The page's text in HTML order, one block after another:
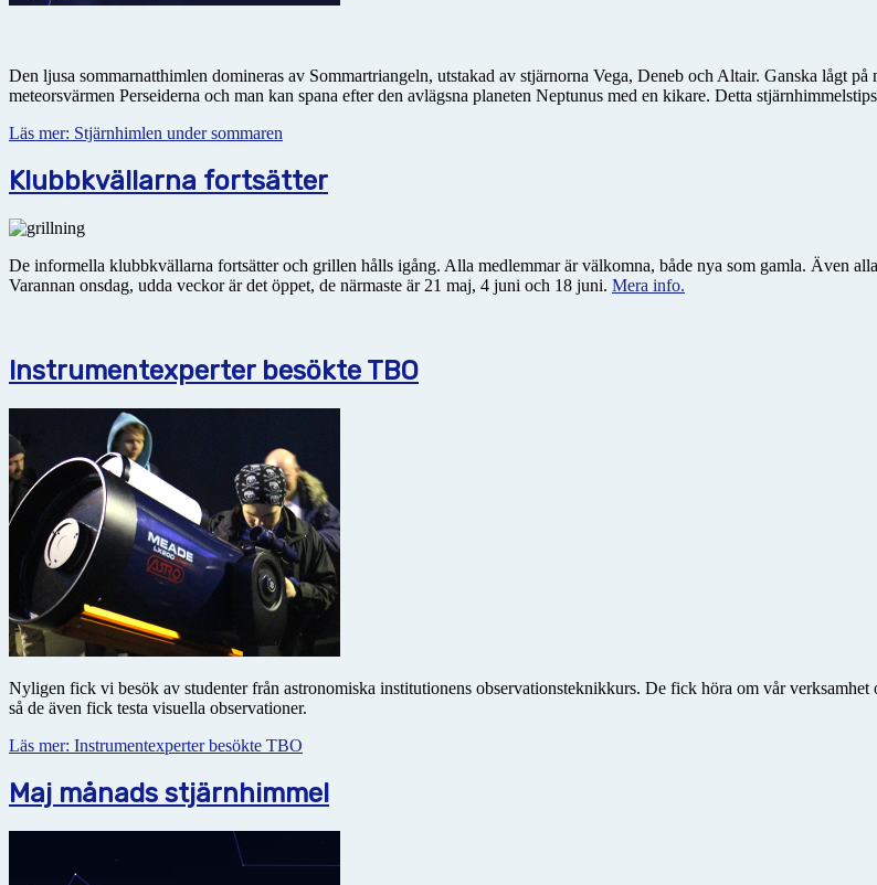
Den ljusa sommarnatthimlen domineras av Sommartriangeln, utstakad av stjärnorna Vega, Deneb och Altair. Ganska lågt
meteorsvärmen Perseiderna och man kan spana efter den avlägsna planeten Neptunus med en kikare. Detta
Läs mer: Stjärnhimlen under sommaren
Klubbkvällarna fortsätter
De informella klubbkvällarna fortsätter och grillen hålls igång. Alla medlemmar är välkomna, både nya som gamla. Även
Varannan onsdag, udda veckor är det öppet, de närmaste är 21 maj, 4 juni och 18 juni. Mera info.
Instrumentexperter besökte TBO
Nyligen fick vi besök av studenter från astronomiska institutionens observationsteknikkurs. De fick höra om vår
så de även fick testa visuella observationer.
Läs mer: Instrumentexperter besökte TBO
Maj månads stjärnhimmel